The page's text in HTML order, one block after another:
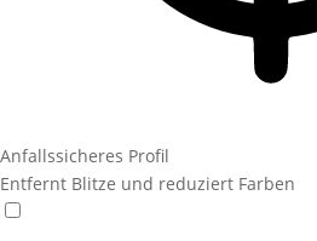
Anfallssicheres Profil
Entfernt Blitze und reduziert Farben